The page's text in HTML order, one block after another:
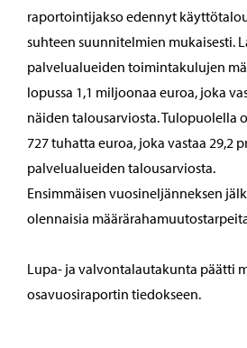
raportointijakso edennyt
suhteen suunnitelmien mukaisesti.
palvelualueiden toimintakulujen
lopussa 1,1 miljoonaa euroa, joka
näiden talousarviosta. Tulopuolella
727 tuhatta euroa, joka vastaa 29,2
palvelualueiden talousarviosta.
Ensimmäisen vuosineljänneksen
olennaisia
Lupa- ja valvontalautakunta päätti
osavuosiraportin tiedokseen.